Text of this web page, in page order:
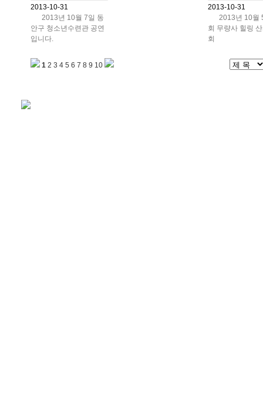
2013-10-31
2013년 10월 7일 동
안구 청소년수련관 공연
입니다.
2013-10-31
2013년 10월
회 무량사 힐링
회
1 2 3 4 5 6 7 8 9 10